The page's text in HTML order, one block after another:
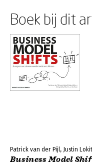
Boek bij dit
Patrick van der Pijl, Justin
Business Model